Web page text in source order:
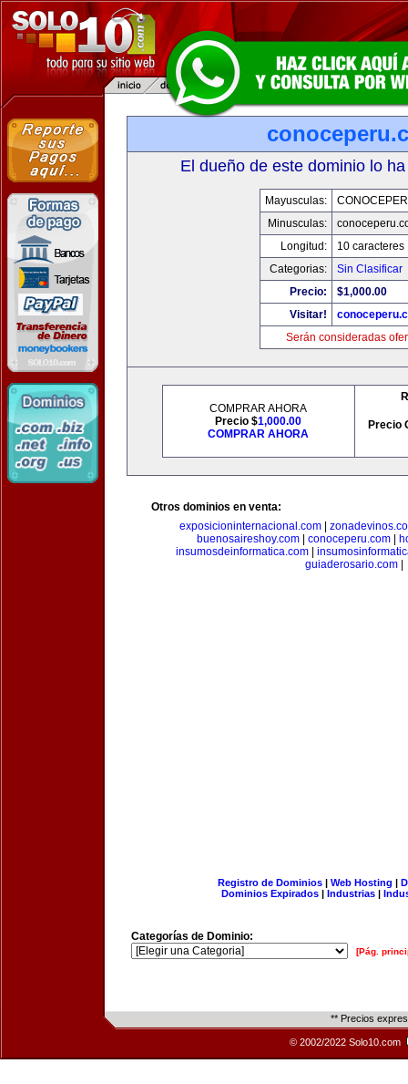
El dueño de este dominio lo
Mayusculas:
Minusculas:
Longitud:
10 caracteres
Categorias:
Sin Clasificar
Precio:
$1,000.00
Visitar!
Serán consideradas
COMPRAR AHORA
Precio $1,000.00
COMPRAR AHORA
Precio
Otros dominios en venta:
exposicioninternacional.com
buenosaireshoy.com| conoceperu.com|
insumosdeinformatica.com|
guiaderosario.com
Registro de Dominios| Web Hosting |
Dominios Expirados | Industrias |
Categorías de Dominio:
[Pág.
** Precios
© 2002/2022 Solo10.com